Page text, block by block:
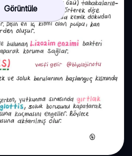
Görüntüle